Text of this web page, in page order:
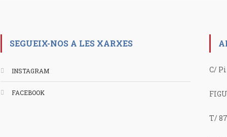
SEGUEIX-NOS A LES XARXES
INSTAGRAM
FACEBOOK
C/
T/